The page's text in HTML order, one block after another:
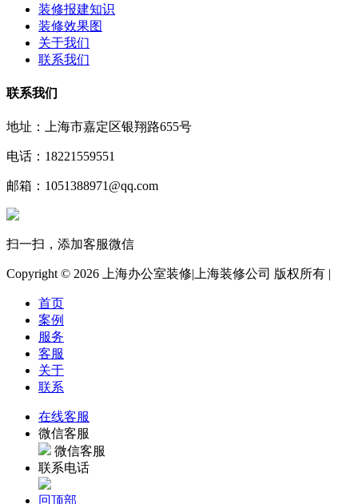
装修报建知识
装修效果图
关于我们
联系我们
联系我们
地址：上海市嘉定区银翔路655号
电话：18221559551
邮箱：1051388971@qq.com
扫一扫，添加客服微信
Copyright © 2026 上海办公室装修|上海装修公司 版权所有 |
首页
案例
服务
客服
关于
联系
在线客服
微信客服
微信客服
联系电话
回顶部